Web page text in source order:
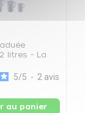
litres - La
5/5 - 2 avis
au panier